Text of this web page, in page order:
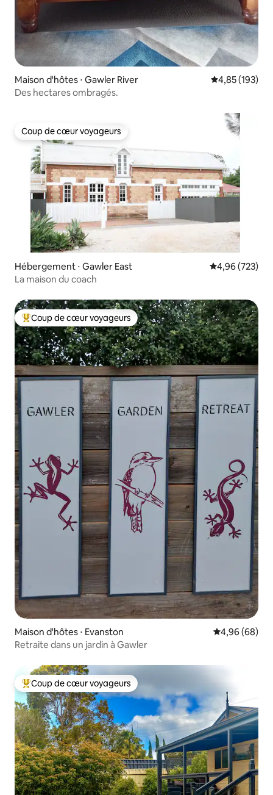
Maison d'hôtes ⋅ Gawler River Évaluation
4,85 (193)
Des hectares ombragés.
Coup de cœur voyageurs
Coup de cœur voyageurs
Hébergement ⋅ Gawler East Évaluation
4,96 (723)
La maison du coach
Coups de cœur voyageurs les plus appréciés
Coup de cœur voyageurs
Maison d'hôtes ⋅ Evanston Évaluation
4,96 (68)
Retraite dans un jardin à Gawler
Coups de cœur voyageurs les plus appréciés
Coup de cœur voyageurs